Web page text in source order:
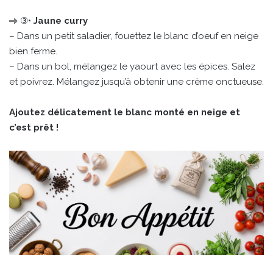
③• Jaune curry
– Dans un petit saladier, fouettez le blanc d’oeuf en neige
bien ferme.
– Dans un bol, mélangez le yaourt avec les épices. Salez
et poivrez. Mélangez jusqu’à obtenir une crème onctueuse.
Ajoutez délicatement le blanc monté en neige et
c’est prêt !